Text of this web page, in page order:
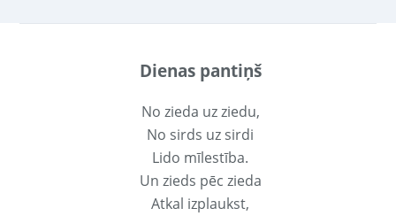
Dienas pantiņš
No zieda uz ziedu,
No sirds uz sirdi
Lido mīlestība.
Un zieds pēc zieda
Atkal izplaukst,